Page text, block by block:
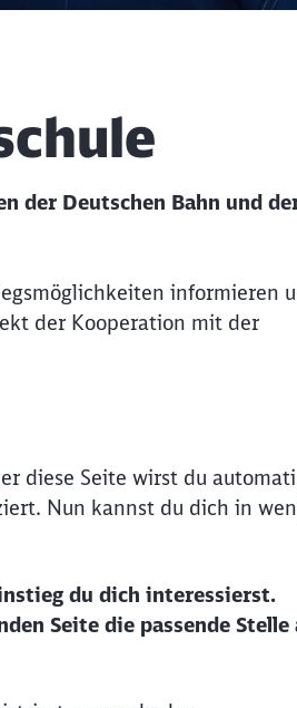
der Deutschen Bahn und
informieren
der Kooperation mit der
diese Seite wirst du
Nun kannst du dich in
du dich interessierst.
Seite die passende Stelle